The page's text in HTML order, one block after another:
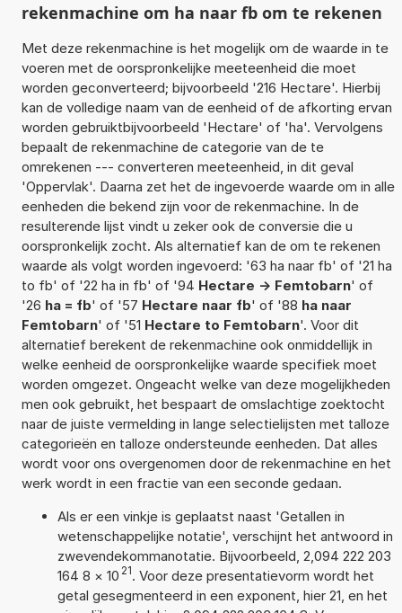
rekenmachine om ha naar fb om te rekenen
Met deze rekenmachine is het mogelijk om de waarde in te
voeren met de oorspronkelijke meeteenheid die moet
worden geconverteerd; bijvoorbeeld '216 Hectare'. Hierbij
kan de volledige naam van de eenheid of de afkorting ervan
worden gebruiktbijvoorbeeld 'Hectare' of 'ha'. Vervolgens
bepaalt de rekenmachine de categorie van de te
omrekenen --- converteren meeteenheid, in dit geval
'Oppervlak'. Daarna zet het de ingevoerde waarde om in alle
eenheden die bekend zijn voor de rekenmachine. In de
resulterende lijst vindt u zeker ook de conversie die u
oorspronkelijk zocht. Als alternatief kan de om te rekenen
waarde als volgt worden ingevoerd: '63 ha naar fb' of '21 ha
to fb' of '22 ha in fb' of '94 Hectare -> Femtobarn' of
'26 ha = fb' of '57 Hectare naar fb' of '88 ha naar
Femtobarn' of '51 Hectare to Femtobarn'. Voor dit
alternatief berekent de rekenmachine ook onmiddellijk in
welke eenheid de oorspronkelijke waarde specifiek moet
worden omgezet. Ongeacht welke van deze mogelijkheden
men ook gebruikt, het bespaart de omslachtige zoektocht
naar de juiste vermelding in lange selectielijsten met talloze
categorieën en talloze ondersteunde eenheden. Dat alles
wordt voor ons overgenomen door de rekenmachine en het
werk wordt in een fractie van een seconde gedaan.
Als er een vinkje is geplaatst naast 'Getallen in
wetenschappelijke notatie', verschijnt het antwoord in
zwevendekommanotatie. Bijvoorbeeld, 2,094 222 203
164 8 × 10 21. Voor deze presentatievorm wordt het
getal gesegmenteerd in een exponent, hier 21, en het